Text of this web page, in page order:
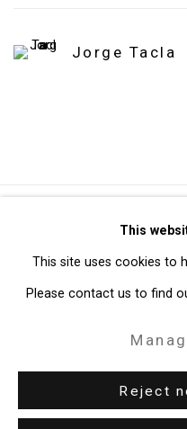
Jorge Tacla
Privacy Policy
Copyright © 2026
Site by Artlogic
49 Walker Street, New York,
This
This site uses cookies to
Please contact us to find
Reject